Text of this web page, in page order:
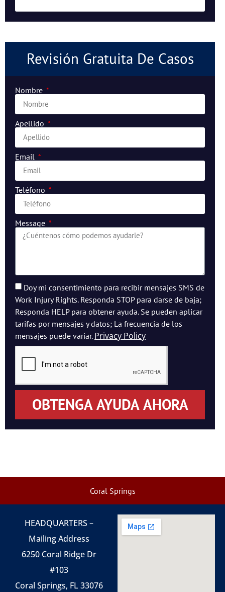
Revisión Gratuita De Casos
Nombre
Apellido
Email
Teléfono
Message
Doy mi consentimiento para recibir mensajes SMS de
Work Injury Rights. Responda STOP para darse de baja;
Responda HELP para obtener ayuda. Se pueden aplicar
tarifas por mensajes y datos; La frecuencia de los
mensajes puede variar. Privacy Policy
OBTENGA AYUDA AHORA
Coral Springs
HEADQUARTERS –
Mailing Address
6250 Coral Ridge Dr
#103
Coral Springs, FL 33076